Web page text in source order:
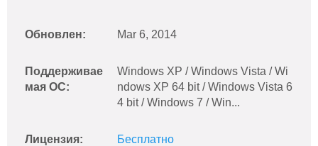
Обновлен: Mar 6, 2014
Поддерживае
мая ОС:
Windows XP / Windows Vista / Wi
ndows XP 64 bit / Windows Vista 6
4 bit / Windows 7 / Win...
Лицензия: Бесплатно